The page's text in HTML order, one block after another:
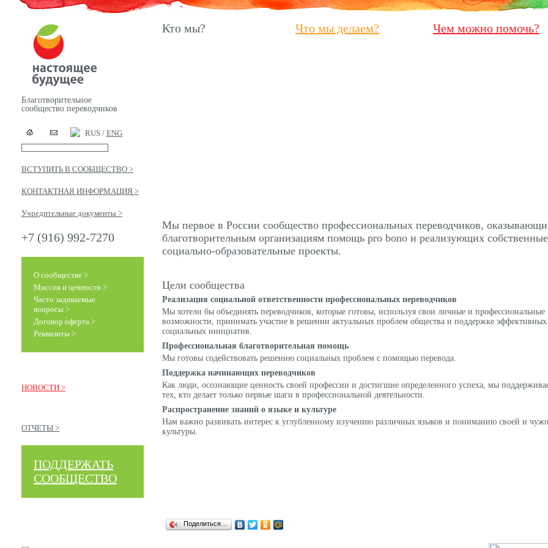
Благотворительное
сообщество переводчиков
RUS / ENG
ВСТУПИТЬ В СООБЩЕСТВО >
КОНТАКТНАЯ ИНФОРМАЦИЯ >
Учредительные документы >
+7 (916) 992-7270
О сообществе >
Миссия и ценности >
Часто задаваемые
вопросы >
Договор оферта >
Реквизиты >
НОВОСТИ >
ОТЧЕТЫ >
ПОДДЕРЖАТЬ
СООБЩЕСТВО
Кто мы? Что мы делаем? Чем можно помочь?
Мы первое в России сообщество профессиональных переводчиков,
благотворительным организациям помощь pro bono и реализующих собственные
социально-образовательные проекты.
Цели сообщества
Реализация социальной ответственности профессиональных переводчиков
Мы хотели бы объединять переводчиков, которые готовы, используя свои личные и профессиональные
возможности, принимать участие в решении актуальных проблем общества и поддержке эффективных
социальных инициатив.
Профессиональная благотворительная помощь
Мы готовы содействовать решению социальных проблем с помощью перевода.
Поддержка начинающих переводчиков
Как люди, осознающие ценность своей профессии и достигшие определенного успеха, мы
тех, кто делает только первые шаги в профессиональной деятельности.
Распространение знаний о языке и культуре
Нам важно развивать интерес к углубленному изучению различных языков и пониманию своей и
культуры.
Поделиться…